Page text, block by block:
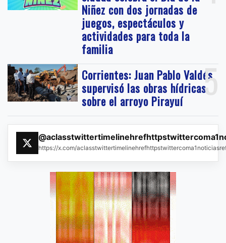
Niñez con dos jornadas de
juegos, espectáculos y
actividades para toda la
familia
5
Corrientes: Juan Pablo Valdés
supervisó las obras hídricas
sobre el arroyo Pirayuí
https://x.com/